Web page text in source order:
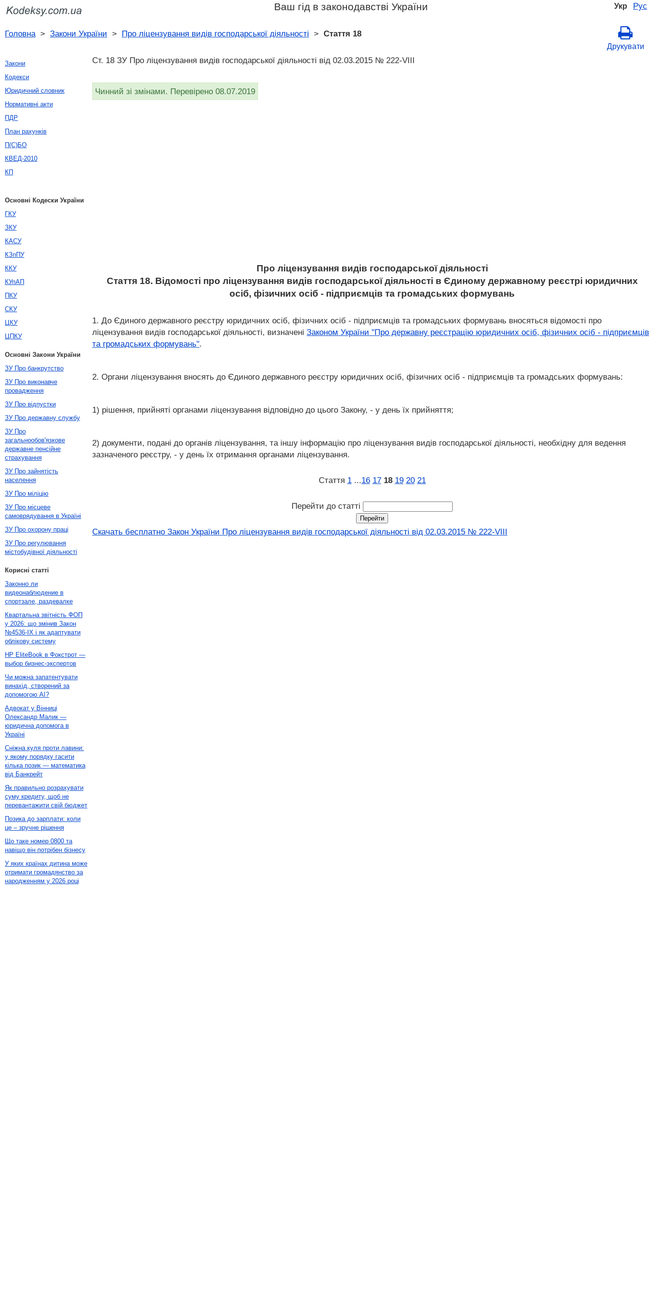
Укр Рус
Ваш гід в законодавстві України
Головна> Закони України > Про ліцензування видів господарської діяльності > Стаття 18
Друкувати
Ст. 18 ЗУ Про ліцензування видів господарської діяльності від 02.03.2015 № 222-VIII
Чинний зі змінами. Перевірено 08.07.2019
Про ліцензування видів господарської діяльності
Стаття 18. Відомості про ліцензування видів господарської діяльності в Єдиному державному реєстрі юридичних
осіб, фізичних осіб - підприємців та громадських формувань
1. До Єдиного державного реєстру юридичних осіб, фізичних осіб - підприємців та громадських формувань вносяться відомості про
ліцензування видів господарської діяльності, визначені Законом України "Про державну реєстрацію юридичних осіб, фізичних осіб - підприємців
та громадських формувань".
2. Органи ліцензування вносять до Єдиного державного реєстру юридичних осіб, фізичних осіб - підприємців та громадських формувань:
1) рішення, прийняті органами ліцензування відповідно до цього Закону, - у день їх прийняття;
2) документи, подані до органів ліцензування, та іншу інформацію про ліцензування видів господарської діяльності, необхідну для ведення
зазначеного реєстру, - у день їх отримання органами ліцензування.
Стаття 1 ...16 17 18 19 20 21
Перейти до статті
Скачать бесплатно Закон України Про ліцензування видів господарської діяльності від 02.03.2015 № 222-VIII
Закони
Кодекси
Юридичний словник
Нормативні акти
ПДР
План рахунків
П(С)БО
КВЕД-2010
КП
Основні Кодески України
ГКУ
ЗКУ
КАСУ
КЗпПУ
ККУ
КУпАП
ПКУ
СКУ
ЦКУ
ЦПКУ
Основні Закони України
ЗУ Про банкрутство
ЗУ Про виконавче
провадження
ЗУ Про відпустки
ЗУ Про державну службу
ЗУ Про
загальнообов'язкове
державне пенсійне
страхування
ЗУ Про зайнятість
населення
ЗУ Про міліцію
ЗУ Про місцеве
самоврядування в Україні
ЗУ Про охорону праці
ЗУ Про регулювання
містобудівної діяльності
Корисні статті
Законно ли
видеонаблюдение в
спортзале, раздевалке
Квартальна звітність ФОП
у 2026: що змінив Закон
№4536-IX і як адаптувати
облікову систему
HP EliteBook в Фокстрот —
выбор бизнес-экспертов
Чи можна запатентувати
винахід, створений за
допомогою AI?
Адвокат у Вінниці
Олександр Малик —
юридична допомога в
Україні
Сніжна куля проти лавини:
у якому порядку гасити
кілька позик — математика
від Банкрейт
Як правильно розрахувати
суму кредиту, щоб не
перевантажити свій бюджет
Позика до зарплати: коли
це – зручне рішення
Що таке номер 0800 та
навіщо він потрібен бізнесу
У яких країнах дитина може
отримати громадянство за
народженням у 2026 році